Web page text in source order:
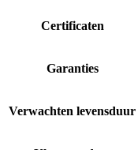
Certificaten
Garanties
Verwachten levensduur